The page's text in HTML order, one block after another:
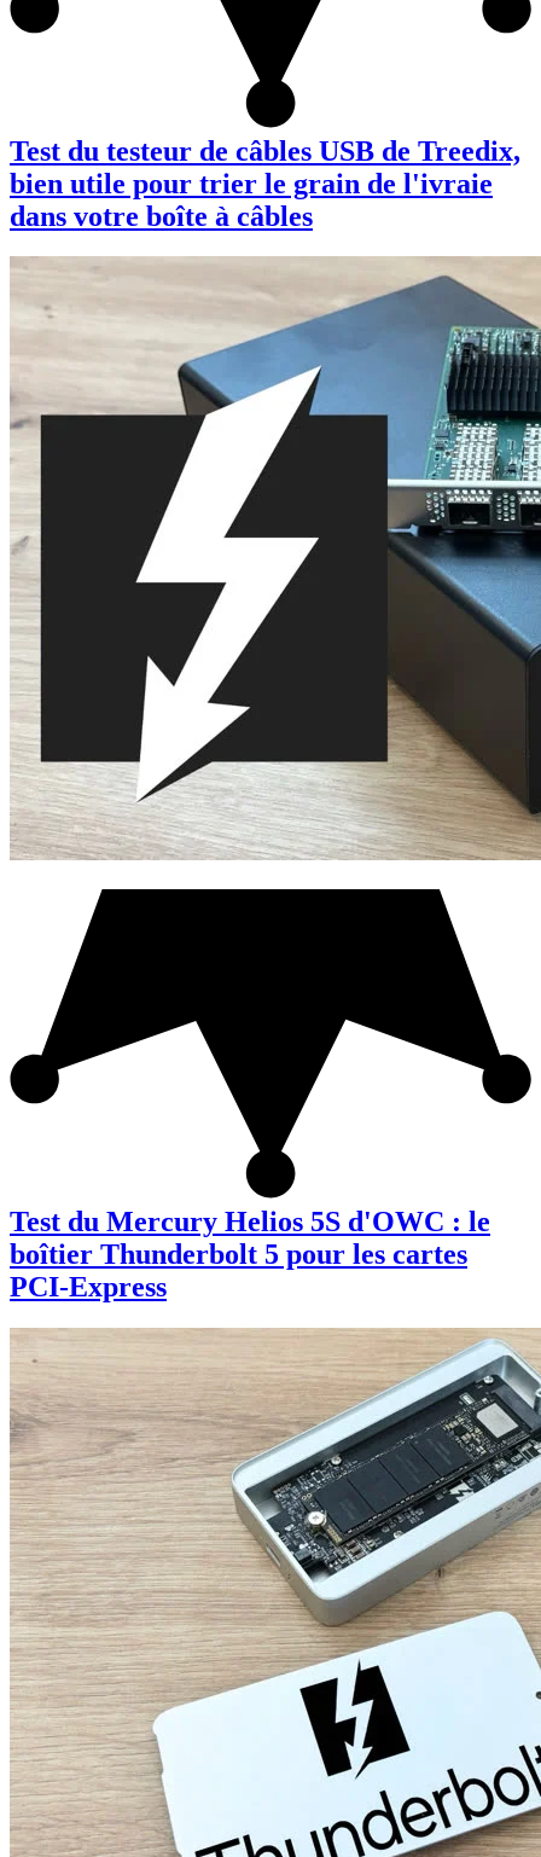
Test du testeur de câbles USB de Treedix,
bien utile pour trier le grain de l'ivraie
dans votre boîte à câbles
Test du Mercury Helios 5S d'OWC : le
boîtier Thunderbolt 5 pour les cartes
PCI-Express